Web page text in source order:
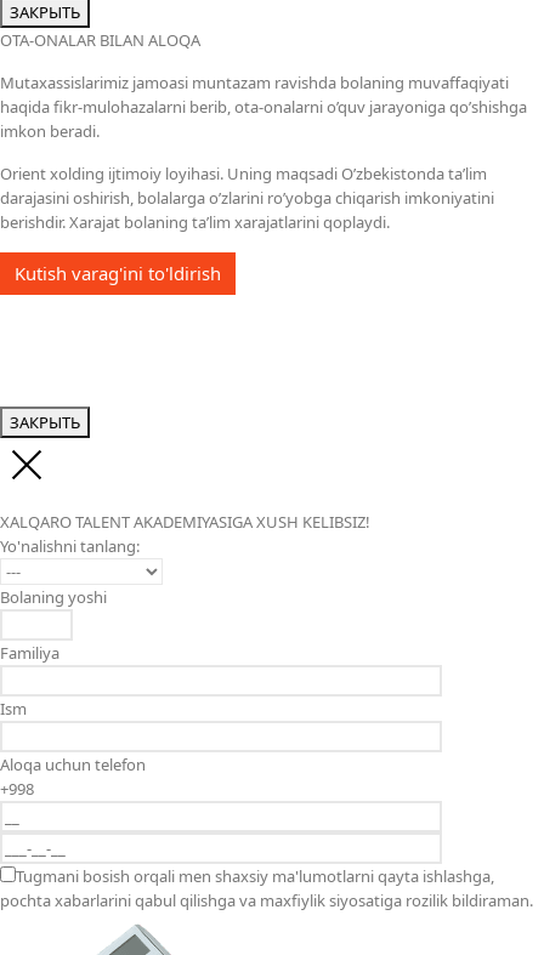
ЗАКРЫТЬ
OTA-ONALAR BILAN ALOQA
Mutaxassislarimiz jamoasi muntazam ravishda bolaning muvaffaqiyati
haqida fikr-mulohazalarni berib, ota-onalarni o’quv jarayoniga qo’shishga
imkon beradi.
Orient xolding ijtimoiy loyihasi. Uning maqsadi O’zbekistonda ta’lim
darajasini oshirish, bolalarga o’zlarini ro’yobga chiqarish imkoniyatini
berishdir. Xarajat bolaning ta’lim xarajatlarini qoplaydi.
Kutish varag'ini to'ldirish
ЗАКРЫТЬ
XALQARO TALENT AKADEMIYASIGA XUSH KELIBSIZ!
Yo'nalishni tanlang:
Bolaning yoshi
Familiya
Ism
Aloqa uchun telefon
+998
Tugmani bosish orqali men shaxsiy ma'lumotlarni qayta ishlashga,
pochta xabarlarini qabul qilishga va maxfiylik siyosatiga rozilik bildiraman.